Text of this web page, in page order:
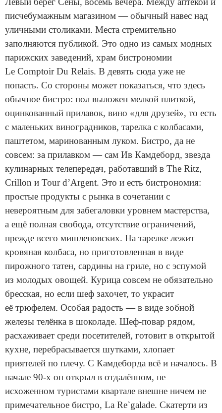
писчебумажным магазином — обычный навес над
уличными столиками. Места стремительно
заполняются публикой. Это одно из самых модных
парижских заведений, храм бистрономии
Le Comptoir Du Relais. В девять сюда уже не
попасть. Со стороны может показаться, что здесь
обычное бистро: пол выложен мелкой плиткой,
оцинкованный прилавок, вино «для друзей», то есть
с маленьких виноградников, тарелка с колбасами,
паштетом, маринованным луком. Бистро, да не
совсем: за прилавком — сам Ив Камдеборд, звезда
кулинарных телепередач, работавший в The Ritz,
Crillon и Tour d’Argent. Это и есть бистрономия:
простые продукты с рынка в сочетании с
невероятным для забегаловки уровнем мастерства,
а ещё полная свобода, отсутствие ограничений,
прежде всего мишленовских. На тарелке лежит
кровяная колбаса, но приготовленная в виде
пирожного татен, сардины на гриле, но с эспумой
из молодых овощей. Курица совсем не обязательно
бресская, но если шеф захочет, то украсит
её трюфелем. Особая радость — в виде зобной
железы телёнка в шоколаде. Шеф-повар рядом,
расхаживает среди посетителей, готовит в открытой
кухне, перебрасывается шутками, хлопает
приятелей по плечу. С Камдеборда всё и началось. В
начале 90-х он открыл в отдалённом, не
исхоженном туристами квартале внешне ничем не
примечательное бистро, La Re`galade. Скатерти из